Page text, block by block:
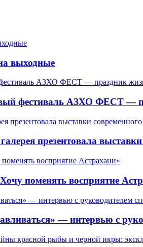
выходные
фестиваль АЗХО ФЕСТ —
презентовала
поменять восприятие
— интервью с